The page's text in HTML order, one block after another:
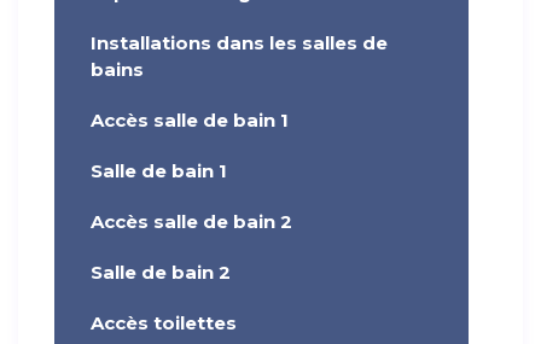
Installations dans les salles de
bains
Accès salle de bain 1
Salle de bain 1
Accès salle de bain 2
Salle de bain 2
Accès toilettes